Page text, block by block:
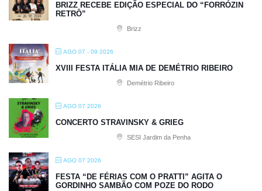
BRIZZ RECEBE EDIÇÃO ESPECIAL DO “FORRÓZIN
RETRÔ”
Brizz
AGO 07 - 09 2026
XVIII FESTA ITÁLIA MIA DE DEMÉTRIO RIBEIRO
Demétrio Ribeiro
AGO 07 2026
CONCERTO STRAVINSKY & GRIEG
SESI Jardim da Penha
AGO 07 2026
FESTA “DE FÉRIAS COM O PRATTI” AGITA O
GORDINHO SAMBÃO COM POZE DO RODO